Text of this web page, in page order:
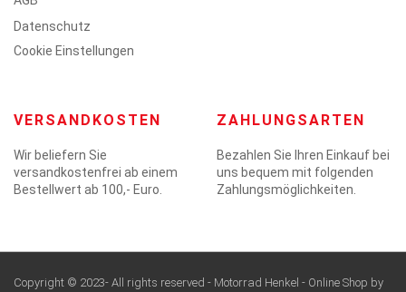
Datenschutz
Cookie Einstellungen
VERSANDKOSTEN
Wir beliefern Sie
versandkostenfrei ab einem
Bestellwert ab 100,- Euro.
ZAHLUNGSARTEN
Bezahlen Sie Ihren Einkauf bei
uns bequem mit folgenden
Zahlungsmöglichkeiten.
Copyright © 2023- All rights reserved - Motorrad Henkel - Online Shop by